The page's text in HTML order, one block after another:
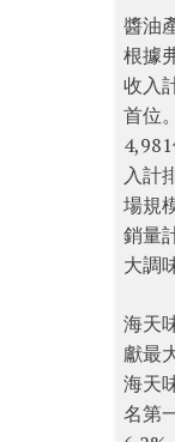
醬油
根據
收入
首位
入計
場規
銷量
大調
海天
獻最
海天
名第